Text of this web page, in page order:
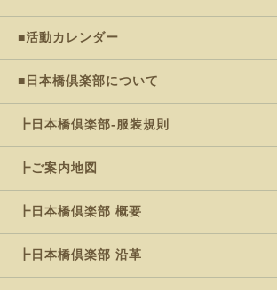
■活動カレンダー
■日本橋倶楽部について
┣日本橋倶楽部-服装規則
┣ご案内地図
┣日本橋倶楽部 概要
┣日本橋倶楽部 沿革